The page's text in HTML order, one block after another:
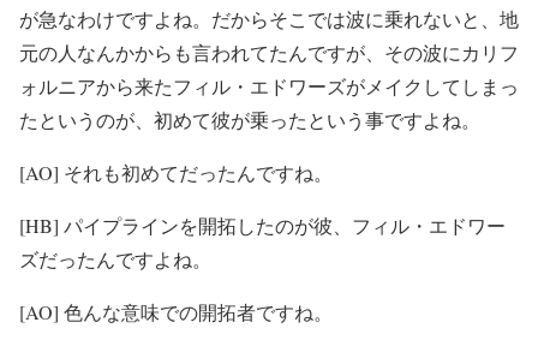
が急なわけですよね。だからそこでは波に乗れないと、地
元の人なんかからも言われてたんですが、その波にカリフ
ォルニアから来たフィル・エドワーズがメイクしてしまっ
たというのが、初めて彼が乗ったという事ですよね。
[AO] それも初めてだったんですね。
[HB] パイプラインを開拓したのが彼、フィル・エドワー
ズだったんですよね。
[AO] 色んな意味での開拓者ですね。